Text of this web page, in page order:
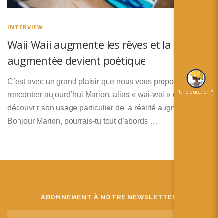
Español
INTERVIEW
Waii Waii augmente les rêves et la réalité
augmentée devient poétique
C’est avec un grand plaisir que nous vous proposons de
rencontrer aujourd’hui Marion, alias « wai-wai » et de
découvrir son usage particulier de la réalité augmentée.
Bonjour Marion, pourrais-tu tout d’abords …
ABONNEMENT À NOTRE NEWSLETTER
Une question ?